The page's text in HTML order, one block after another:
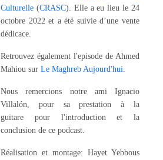
Culturelle (CRASC). Elle a eu lieu le 24
octobre 2022 et a été suivie d’une vente
dédicace.
Retrouvez également l'episode de Ahmed
Mahiou sur Le Maghreb Aujourd'hui
Nous remercions notre ami Ignacio
Villalón, pour sa prestation à la
guitare pour l'introduction et la
conclusion de ce podcast.
Réalisation et montage: Hayet Yebbous